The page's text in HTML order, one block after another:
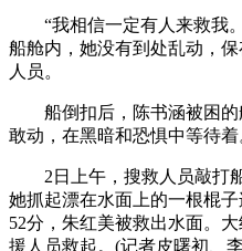
“我相信一定有人来救我。
船舱内，她没有到处乱动，
人员。
船倒扣后，陈书涵被困的
敢动，在黑暗和恐惧中等待着
2日上午，搜救人员敲打船
她抓起漂在水面上的一根棍
52分，朱红美被救出水面。
援人员救起。(记者皮曙初、